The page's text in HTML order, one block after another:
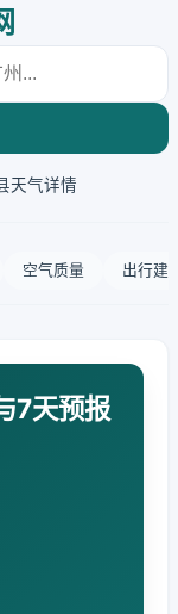
天气详情
空气质量 出行建
7天预报